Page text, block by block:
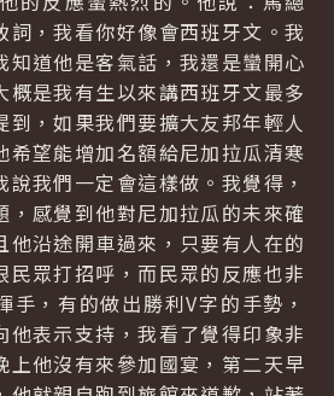
詞，我看你好像會西班牙文。我
知道他是客氣話，我還是蠻開心
概是我有生以來講西班牙文最多
到，如果我們要擴大友邦年輕人
希望能增加名額給尼加拉瓜清寒
我們一定會這樣做。我覺得，
，感覺到他對尼加拉瓜的未來確
他沿途開車過來，只要有人在的
民眾打招呼，而民眾的反應也非
手，有的做出勝利V字的手勢，
他表示支持，我看了覺得印象非
上他沒有來參加國宴，第二天早